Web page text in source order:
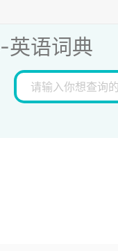
-英语词典